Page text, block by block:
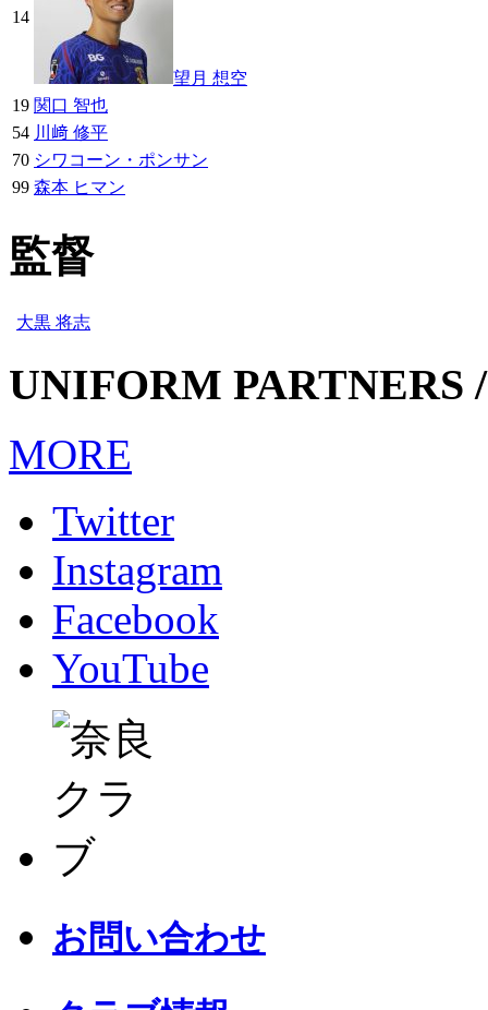
14
望月 想空
19 関口 智也
54 川﨑 修平
70 シワコーン・ポンサン
99 森本 ヒマン
監督
大黒 将志
UNIFORM PARTNERS
MORE
Twitter
Instagram
Facebook
YouTube
お問い合わせ